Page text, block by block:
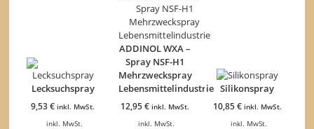
Lecksuchspray
9,53€ inkl. MwSt.
inkl. MwSt.
ADDINOL WXA –
Spray NSF-H1
Mehrzweckspray
Lebensmittelindustrie
12,95€ inkl. MwSt.
inkl. MwSt.
Silikonspray
10,85€ inkl. MwSt.
inkl. MwSt.